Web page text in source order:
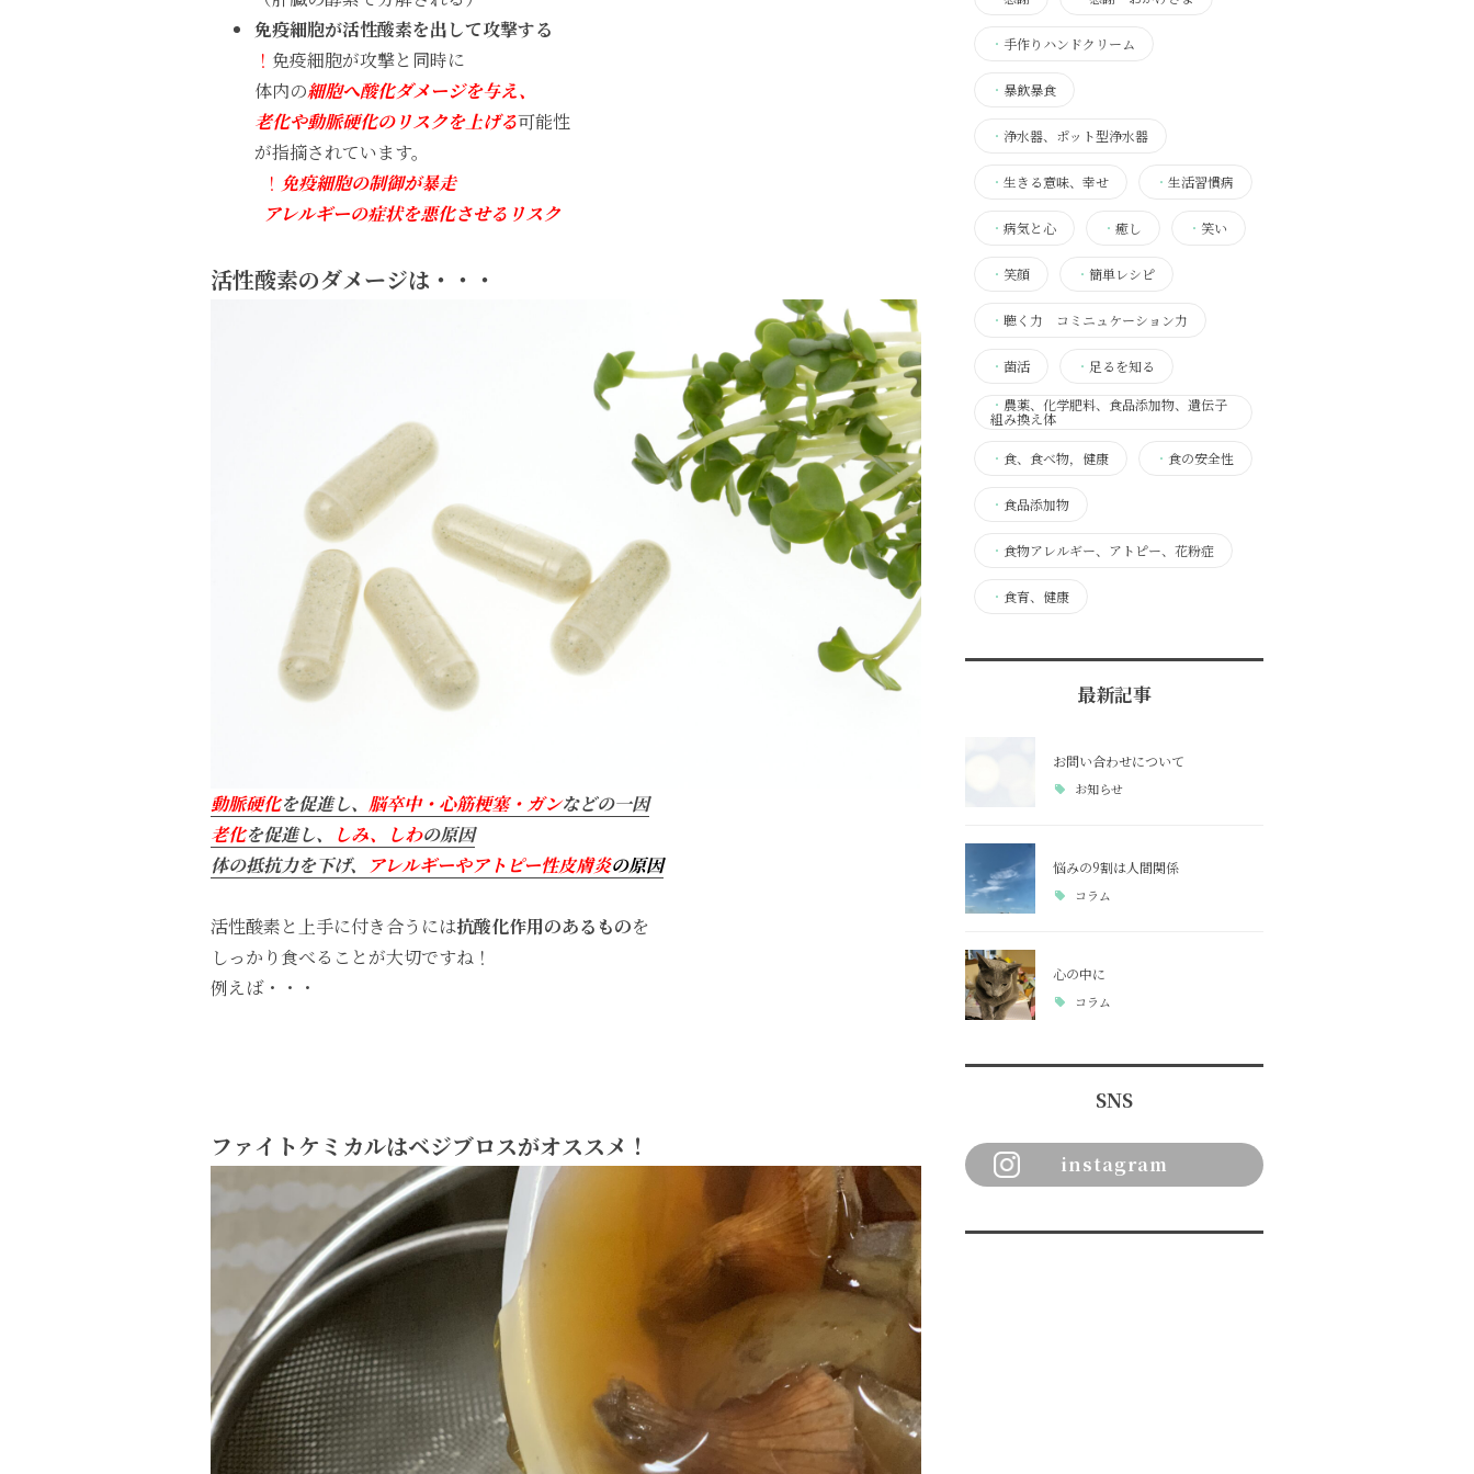
免疫細胞が活性酸素を出して攻撃する
！ 免疫細胞が攻撃と同時に
体内の細胞へ酸化ダメージを与え、
老化や動脈硬化のリスクを上げる可能性
が指摘されています。
！ 免疫細胞の制御が暴走
アレルギーの症状を悪化させるリスク
活性酸素のダメージは・・・
動脈硬化を促進し、 脳卒中・心筋梗塞・ガンなどの一因
老化を促進し、 しみ、しわの原因
体の抵抗力を下げ、
アレルギーやアトピー性皮膚炎の原因
活性酸素と上手に付き合うには抗酸化作用のあるものを
しっかり食べることが大切ですね！
例えば・・・
ファイトケミカルはベジブロスがオススメ！
・ 手作りハンドクリーム
・ 暴飲暴食
・ 浄水器、ポット型浄水器
・ 生きる意味、幸せ ・ 生活習慣病
・ 病気と心 ・ 癒し ・ 笑い
・ 笑顔 ・ 簡単レシピ
・ 聴く力 コミニュケーション力
・ 菌活 ・ 足るを知る
・ 農薬、化学肥料、食品添加物、遺伝子
組み換え体
・ 食、食べ物，健康 ・ 食の安全性
・ 食品添加物
・ 食物アレルギー、アトピー、花粉症
・ 食育、健康
最新記事
お問い合わせについて
お知らせ
悩みの9割は人間関係
コラム
心の中に
コラム
SNS
instagram